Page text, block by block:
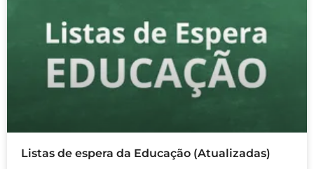
Listas de espera da Educação (Atualizadas)